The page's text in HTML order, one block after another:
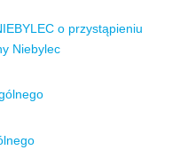
o przystąpieniu
Niebylec